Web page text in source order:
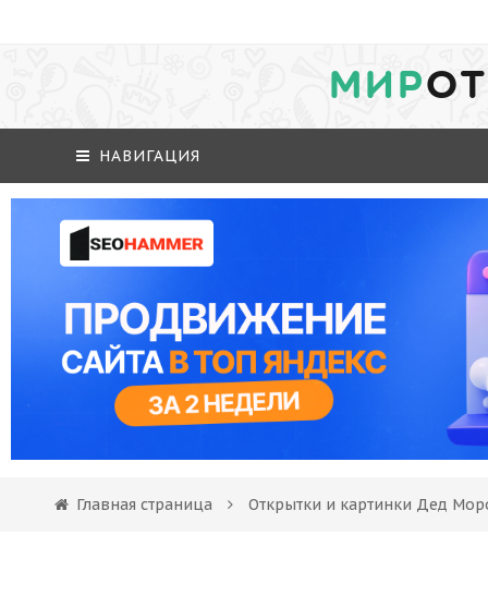
МИР
НАВИГАЦИЯ
Главная страница Открытки и картинки Дед